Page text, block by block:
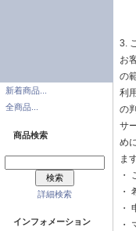
新着商品...
全商品...
商品検索
詳細検索
インフォメーション
3.
お
の
利
の
サ
め
ま
・
・
・
・